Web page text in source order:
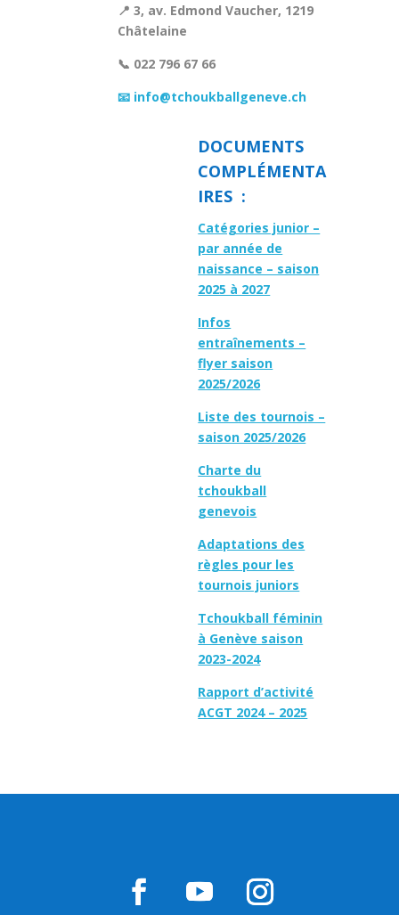
📍 3, av. Edmond Vaucher, 1219
Châtelaine
📞 022 796 67 66
📧 info@tchoukballgeneve.ch
DOCUMENTS
COMPLÉMENTA
IRES :
Catégories junior –
par année de
naissance – saison
2025 à 2027
Infos
entraînements –
flyer saison
2025/2026
Liste des tournois –
saison 2025/2026
Charte du
tchoukball
genevois
Adaptations des
règles pour les
tournois juniors
Tchoukball féminin
à Genève saison
2023-2024
Rapport d’activité
ACGT 2024 – 2025